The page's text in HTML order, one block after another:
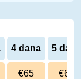
4 dana 5 dana
€65 €65